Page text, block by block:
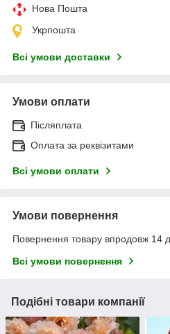
Нова Пошта
Укрпошта
Всі умови доставки
Умови оплати
Післяплата
Оплата за реквізитами
Всі умови оплати
Умови повернення
Повернення товару впродовж 14
Всі умови повернення
Подібні товари компанії